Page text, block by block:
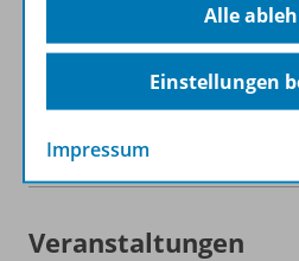
Zugehörige
Benachrichtigungs-
Veranstaltungen
Alle
Einstellungen
Impressum